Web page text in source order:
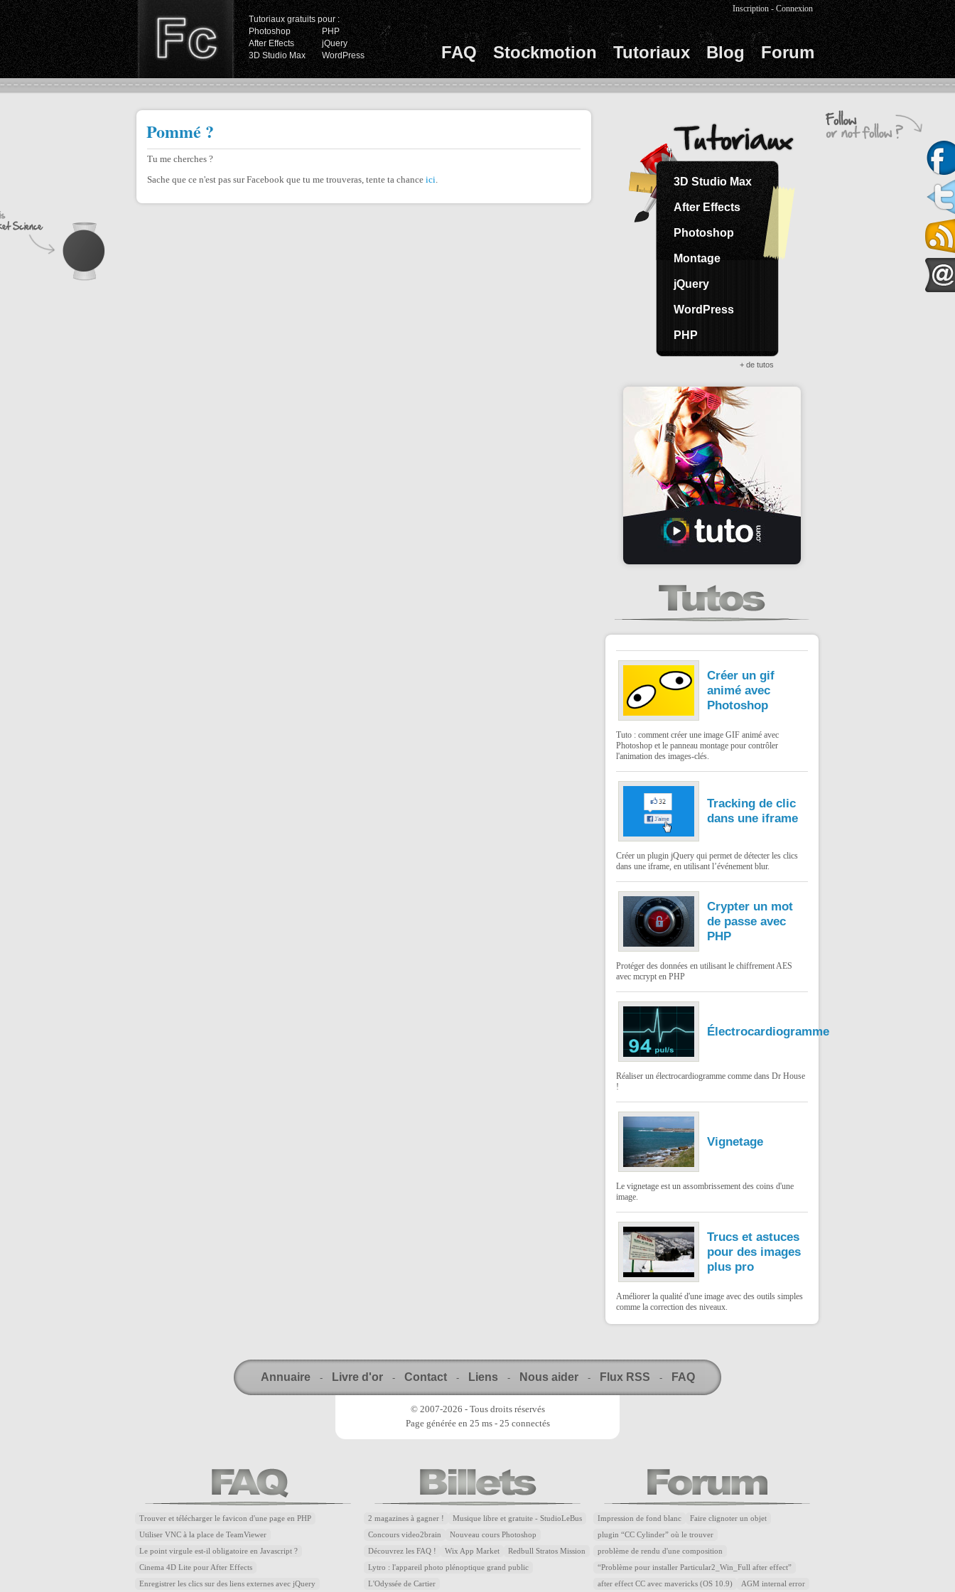
Tutoriaux gratuits pour :
Photoshop
PHP
After Effects
jQuery
3D Studio Max
WordPress FAQ Stockmotion Tutoriaux Blog Forum
Inscription -Connexion
Pommé ?
Tu me cherches ?
Sache que ce n'est pas sur Facebook que tu me trouveras, tente ta chance ici. 3D Studio Max
After Effects
Photoshop
Montage
jQuery
WordPress
PHP
+ de tutos
Créer un gif
animé avec
Photoshop
Tuto : comment créer une image GIF animé avec
Photoshop et le panneau montage pour contrôler
l'animation des images-clés.
Tracking de clic
dans une iframe
Créer un plugin jQuery qui permet de détecter les clics
dans une iframe, en utilisant l’événement blur.
Crypter un mot
de passe avec
PHP
Protéger des données en utilisant le chiffrement AES
avec mcrypt en PHP
Électrocardiogramme
Réaliser un électrocardiogramme comme dans Dr House
!
Vignetage
Le vignetage est un assombrissement des coins d'une
image.
Trucs et astuces
pour des images
plus pro
Améliorer la qualité d'une image avec des outils simples
comme la correction des niveaux.
Annuaire - Livre d'or - Contact - Liens - Nous aider - Flux RSS - FAQ
© 2007-2026 - Tous droits réservés
Page générée en 25 ms - 25 connectés
Trouver et télécharger le favicon d'une page en PHP
Utiliser VNC à la place de TeamViewer
Le point virgule est-il obligatoire en Javascript ?
Cinema 4D Lite pour After Effects
Enregistrer les clics sur des liens externes avec jQuery
2 magazines à gagner ! Musique libre et gratuite - StudioLeBus
Concours video2brain Nouveau cours Photoshop
Découvrez les FAQ ! Wix App Market Redbull Stratos Mission
Lytro : l'appareil photo plénoptique grand public
L'Odyssée de Cartier
Impression de fond blanc Faire clignoter un objet
plugin “CC Cylinder” où le trouver
problème de rendu d'une composition
“Problème pour installer Particular2_Win_Full after effect”
after effect CC avec mavericks (OS 10.9) AGM internal error